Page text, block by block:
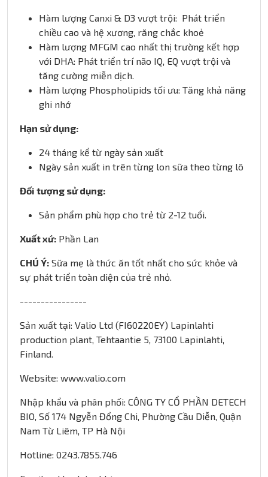
Hàm lượng Canxi & D3 vượt trội: Phát triển
chiều cao và hệ xương, răng chắc khoẻ
Hàm lượng MFGM cao nhất thị trường kết hợp
với DHA: Phát triển trí não IQ, EQ vượt trội và
tăng cường miễn dịch.
Hàm lượng Phospholipids tối ưu: Tăng khả năng
ghi nhớ
Hạn sử dụng:
24 tháng kể từ ngày sản xuất
Ngày sản xuất in trên từng lon sữa theo từng lô
Đối tượng sử dụng:
Sản phẩm phù hợp cho trẻ từ 2-12 tuổi.
Xuất xứ: Phần Lan
CHÚ Ý: Sữa mẹ là thức ăn tốt nhất cho sức khỏe và
sự phát triển toàn diện của trẻ nhỏ.
----------------
Sản xuất tại: Valio Ltd (FI60220EY) Lapinlahti
production plant, Tehtaantie 5, 73100 Lapinlahti,
Finland.
Website: www.valio.com
Nhập khẩu và phân phối: CÔNG TY CỔ PHẦN DETECH
BIO, Số 174 Ngyễn Đổng Chi, Phường Cầu Diễn, Quận
Nam Từ Liêm, TP Hà Nội
Hotline: 0243.7855.746